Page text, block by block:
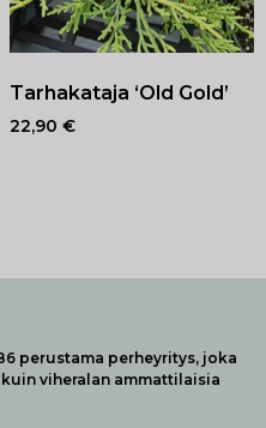
Tarhakataja ‘Old Gold’
22,90 €
perustama perheyritys, joka
viheralan ammattilaisia